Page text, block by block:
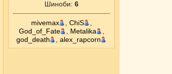
Шиноби: 6
mivemax ChiS
God_of_Fate
Metalika
god_death
alex_rapcorn